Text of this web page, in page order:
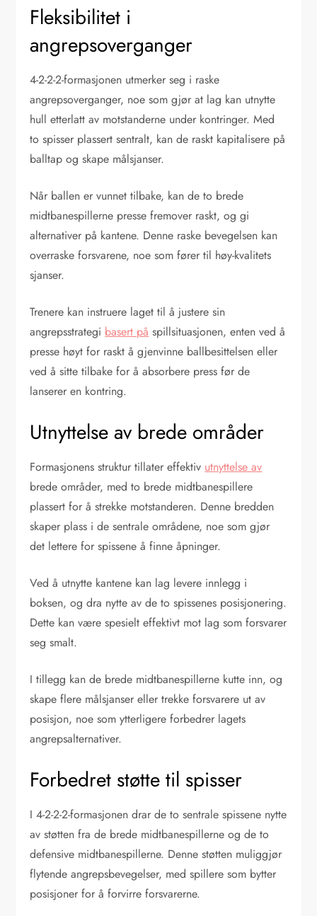
Fleksibilitet i
angrepsoverganger
4-2-2-2-formasjonen utmerker seg i raske
angrepsoverganger, noe som gjør at lag kan utnytte
hull etterlatt av motstanderne under kontringer. Med
to spisser plassert sentralt, kan de raskt kapitalisere på
balltap og skape målsjanser.
Når ballen er vunnet tilbake, kan de to brede
midtbanespillerne presse fremover raskt, og gi
alternativer på kantene. Denne raske bevegelsen kan
overraske forsvarene, noe som fører til høy-kvalitets
sjanser.
Trenere kan instruere laget til å justere sin
angrepsstrategi basert på spillsituasjonen, enten ved å
presse høyt for raskt å gjenvinne ballbesittelsen eller
ved å sitte tilbake for å absorbere press før de
lanserer en kontring.
Utnyttelse av brede områder
Formasjonens struktur tillater effektiv utnyttelse av
brede områder, med to brede midtbanespillere
plassert for å strekke motstanderen. Denne bredden
skaper plass i de sentrale områdene, noe som gjør
det lettere for spissene å finne åpninger.
Ved å utnytte kantene kan lag levere innlegg i
boksen, og dra nytte av de to spissenes posisjonering.
Dette kan være spesielt effektivt mot lag som forsvarer
seg smalt.
I tillegg kan de brede midtbanespillerne kutte inn, og
skape flere målsjanser eller trekke forsvarere ut av
posisjon, noe som ytterligere forbedrer lagets
angrepsalternativer.
Forbedret støtte til spisser
I 4-2-2-2-formasjonen drar de to sentrale spissene nytte
av støtten fra de brede midtbanespillerne og de to
defensive midtbanespillerne. Denne støtten muliggjør
flytende angrepsbevegelser, med spillere som bytter
posisjoner for å forvirre forsvarerne.